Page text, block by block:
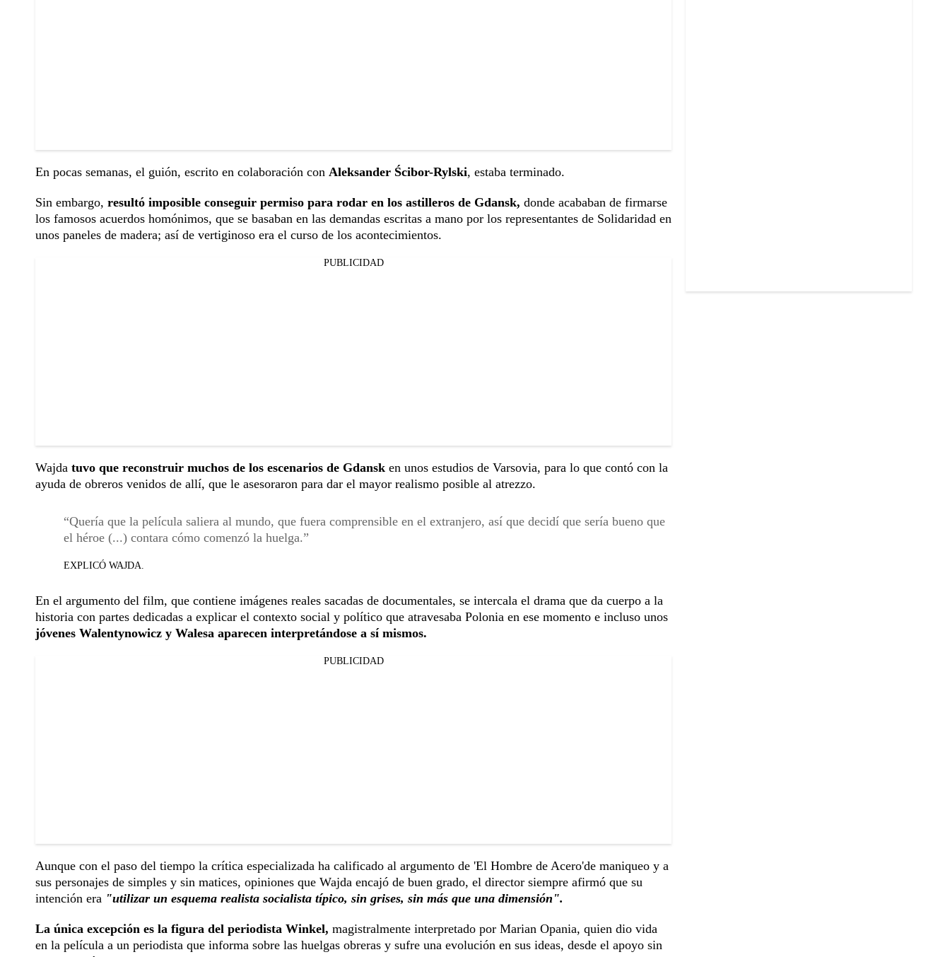
En pocas semanas, el guión, escrito en colaboración con Aleksander Ścibor-Rylski, estaba terminado.
Sin embargo, resultó imposible conseguir permiso para rodar en los astilleros de Gdansk, donde acababan de firmarse
los famosos acuerdos homónimos, que se basaban en las demandas escritas a mano por los representantes de Solidaridad en
unos paneles de madera; así de vertiginoso era el curso de los acontecimientos.
PUBLICIDAD
Wajda tuvo que reconstruir muchos de los escenarios de Gdansk en unos estudios de Varsovia, para lo que contó con la
ayuda de obreros venidos de allí, que le asesoraron para dar el mayor realismo posible al atrezzo.
Quería que la película saliera al mundo, que fuera comprensible en el extranjero, así que decidí que sería bueno que
el héroe (...) contara cómo comenzó la huelga.
EXPLICÓ WAJDA.
En el argumento del film, que contiene imágenes reales sacadas de documentales, se intercala el drama que da cuerpo a la
historia con partes dedicadas a explicar el contexto social y político que atravesaba Polonia en ese momento e incluso unos
jóvenes Walentynowicz y Walesa aparecen interpretándose a sí mismos.
PUBLICIDAD
Aunque con el paso del tiempo la crítica especializada ha calificado al argumento de 'El Hombre de Acero'de maniqueo y a
sus personajes de simples y sin matices, opiniones que Wajda encajó de buen grado, el director siempre afirmó que su
intención era "utilizar un esquema realista socialista típico, sin grises, sin más que una dimensión".
La única excepción es la figura del periodista Winkel, magistralmente interpretado por Marian Opania, quien dio vida
en la película a un periodista que informa sobre las huelgas obreras y sufre una evolución en sus ideas, desde el apoyo sin